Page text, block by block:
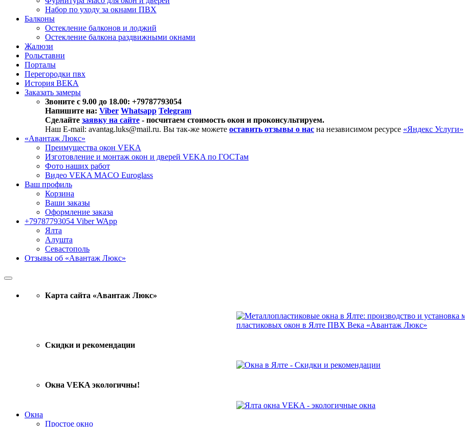
Набор по уходу за окнами ПВХ
Балконы
Остекление балконов и лоджий
Остекление балкона раздвижными окнами
Жалюзи
Рольставни
Порталы
Перегородки пвх
История ВЕКА
Заказать замеры
Звоните с 9.00 до 18.00: +79787793054
Напишите на: Viber Whatsapp Telegram
Сделайте заявку на сайте - посчитаем стоимость окон и проконсультируем.
Наш E-mail: avantag.luks@mail.ru. Вы так-же можете оставить отзывы о нас на независимом ресурсе «Яндекс Услуги»
«Авантаж Люкс»
Преимущества окон VEKA
Изготовление и монтаж окон и дверей VEKA по ГОСТам
Фото наших работ
Видео VEKA MACO Euroglass
Ваш профиль
Корзина
Ваши заказы
Оформление заказа
+79787793054 Viber WApp
Ялта
Алушта
Севастополь
Отзывы об «Авантаж Люкс»
Карта сайта «Авантаж Люкс»
Скидки и рекомендации
Окна VEKA экологичны!
Окна
Простое окно